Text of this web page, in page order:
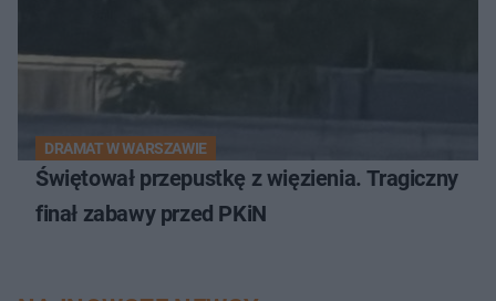
DRAMAT W WARSZAWIE
Świętował przepustkę z więzienia. Tragiczny
finał zabawy przed PKiN